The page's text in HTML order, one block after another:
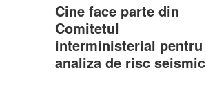
Cine face parte din
Comitetul
interministerial pentru
analiza de risc seismic